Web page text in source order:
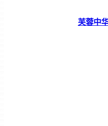
芙蓉中